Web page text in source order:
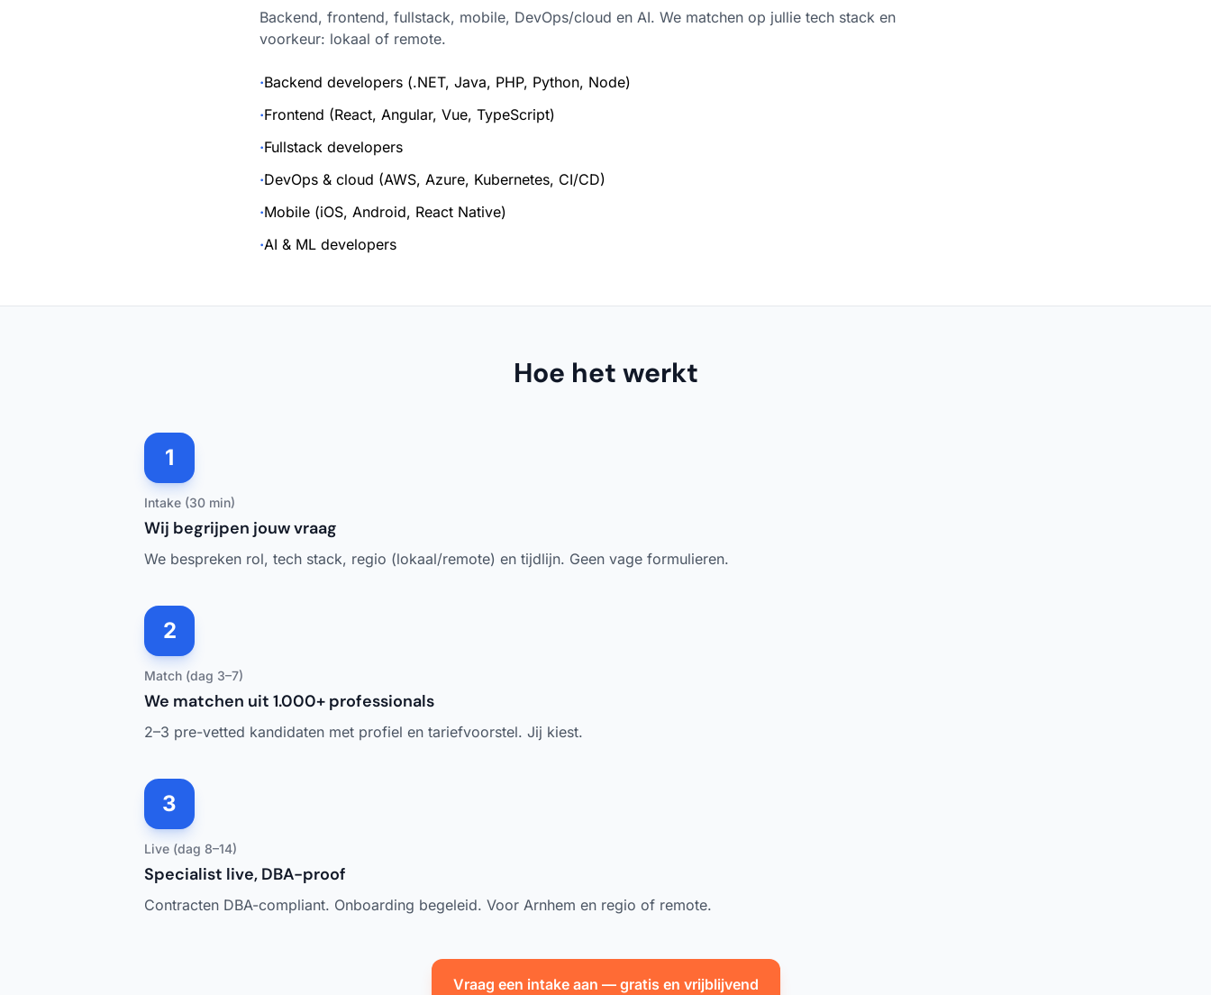
Backend, frontend, fullstack, mobile, DevOps/cloud en AI. We matchen op jullie tech stack en
voorkeur: lokaal of remote.
·Backend developers (.NET, Java, PHP, Python, Node)
·Frontend (React, Angular, Vue, TypeScript)
·Fullstack developers
·DevOps & cloud (AWS, Azure, Kubernetes, CI/CD)
·Mobile (iOS, Android, React Native)
·AI & ML developers
Hoe het werkt
1
Intake (30 min)
Wij begrijpen jouw vraag
We bespreken rol, tech stack, regio (lokaal/remote) en tijdlijn. Geen vage formulieren.
2
Match (dag 3–7)
We matchen uit 1.000+ professionals
2–3 pre-vetted kandidaten met profiel en tariefvoorstel. Jij kiest.
3
Live (dag 8–14)
Specialist live, DBA-proof
Contracten DBA-compliant. Onboarding begeleid. Voor Arnhem en regio of remote.
Vraag een intake aan — gratis en vrijblijvend